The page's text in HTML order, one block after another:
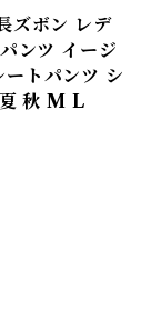
ズボン レデ
ンツ イージ
トパンツ シ
秋 M L